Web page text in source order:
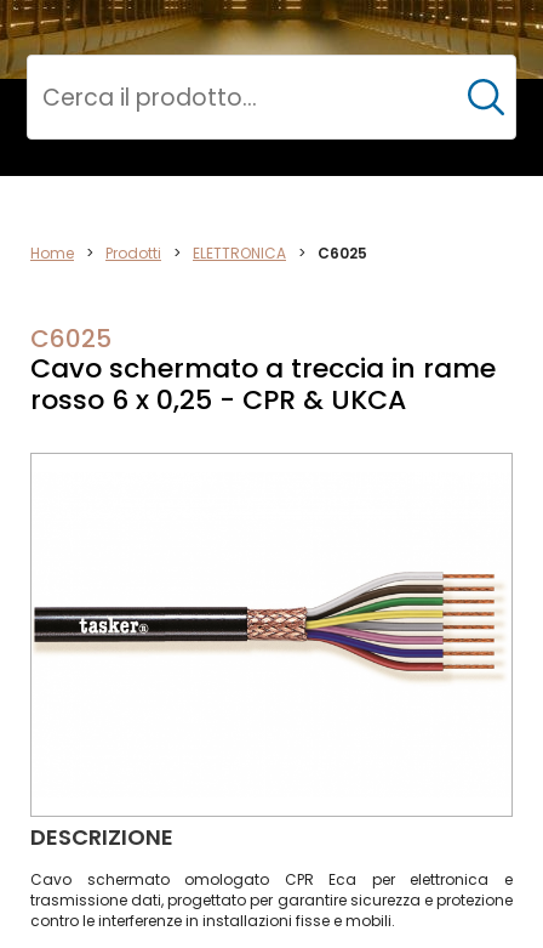
DATA
Cerca
Home > Prodotti > ELETTRONICA > C6025
C6025
Cavo schermato a treccia in rame
rosso 6 x 0,25 - CPR & UKCA
DESCRIZIONE
Cavo schermato omologato CPR Eca per elettronica e
trasmissione dati, progettato per garantire sicurezza e protezione
contro le interferenze in installazioni fisse e mobili.